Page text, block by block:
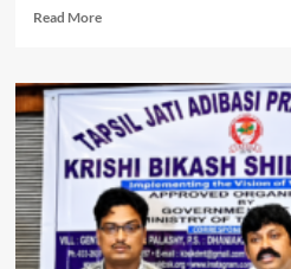
Read MoreRead
উৎকলের
সংস্কৃতিওডিশি
আশ্রমের
৩৩তম
প্রতিষ্ঠাবার্ষিকী
উদযাপন।